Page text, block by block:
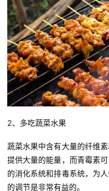
2、多吃蔬菜水果
蔬菜水果中含有大量的纤维
提供大量的能量，而青霉素
的消化系统和排毒系统，为
的调节是非常有益的。